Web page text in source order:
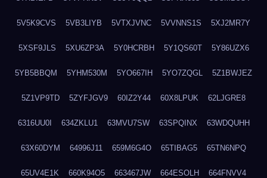
5V5K9CVS 5VB3LIYB 5VTXJVNC 5VVNNS1S 5XJ2MR7Y
5XSF9JLS 5XU6ZP3A 5Y0HCRBH 5Y1QS60T 5Y86UZX6
5YB5BBQM 5YHM530M 5YO667IH 5YO7ZQGL 5Z1BWJEZ
5Z1VP9TD 5ZYFJGV9 60IZ2Y44 60X8LPUK 62LJGRE8
6316UU0I 634ZKLU1 63MVU7SW 63SPQINX 63WDQUHH
63X60DYM 64996J11 659M6G4O 65TIBAG5 65TN6NPQ
65UV4E1K 660K94O5 663467JW 664ESOLH 664FNVV4